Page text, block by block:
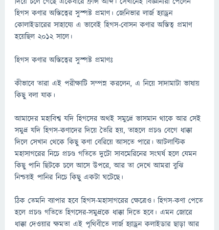
হিগস কণার অস্তিত্বের সুস্পষ্ট প্রমাণ। জেনিভার লার্জ হ্যাড্রন
কোলাইডারের সাহায্যে এ ভাবেই হিগস-বোসন কণার অস্তিত্ব প্রমাণ
হয়েছিল ২০১২ সালে।
হিগস কণার অস্তিত্বের সুস্পষ্ট প্রমাণঃ
কীভাবে তারা এই পরীক্ষাটি সম্পন্ন করলেন, এ নিয়ে সাদামাটা ভাষায়
কিছু বলা যাক।
আমাদের মহাবিশ্ব যদি হিগসের অথই সমুদ্রে ভাসমান থাকে আর সেই
সমুদ্র যদি হিগস-কণাদের দিয়ে তৈরি হয়, তাহলে প্রচণ্ড বেগে ধাক্কা
দিলে সেখান থেকে কিছু কণা বেরিয়ে আসতে পারে। আটলান্টিক
মহাসাগরের নিচে প্রচণ্ড গতিতে দুটো সাবমেরিনের সংঘর্ষ হলে যেমন
কিছু পানি ছিটকে চলে আসে উপরে, আর তা দেখে আমরা বুঝি
নিশ্চয়ই পানির নিচে কিছু একটা ঘটেছে।
ঠিক তেমনি ব্যাপার হবে হিগস-মহাসাগরের ক্ষেত্রেও। হিগস-কণা পেতে
হলে প্রচণ্ড গতিতে হিগসের-সমুদ্রকে ধাক্কা দিতে হবে। এমন জোরে
ধাক্কা দেওয়ার ক্ষমতা এই পৃথিবীতে লার্জ হ্যাড্রন কলাইডার ছাড়া আর